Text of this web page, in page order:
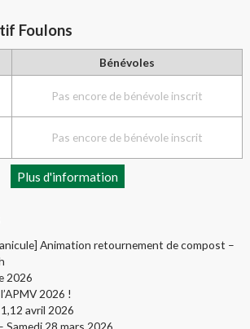
Foulons
Bénévoles
Pas encore de bénévole inscrit
Pas encore de bénévole inscrit
Plus d'information
Animation retournement de compost –
2026
2026 !
avril 2026
Samedi 28 mars 2026